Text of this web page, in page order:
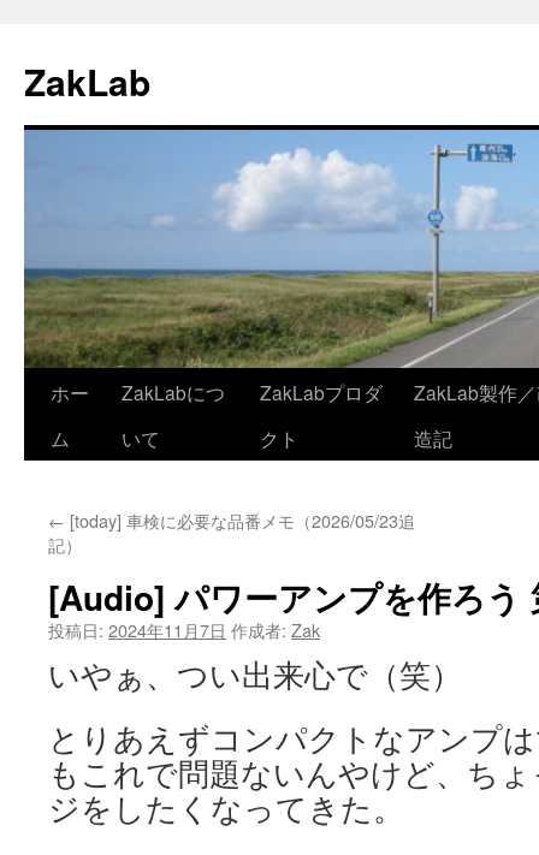
ZakLab
ン
へ
ス
ホー
ム
ZakLabにつ
いて
ZakLabプロダ
クト
ZakLab製作
造記
← [today] 車検に必要な品番メモ（2026/05/23追
記）
[Audio] パワーアンプを作ろう
投稿日: 2024年11月7日 作成者: Zak
いやぁ、つい出来心で（笑）
とりあえずコンパクトなアンプ
もこれで問題ないんやけど、ち
ジをしたくなってきた。